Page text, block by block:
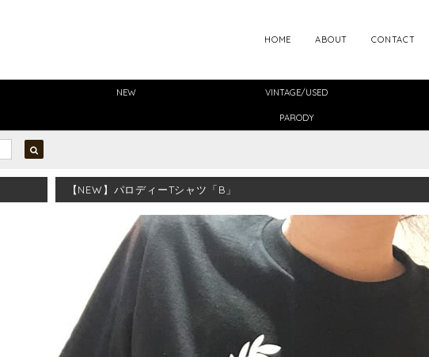
CONTACT
ABOUT
HOME
NEW VINTAGE/USED
PARODY
【NEW】パロディーTシャツ「B」